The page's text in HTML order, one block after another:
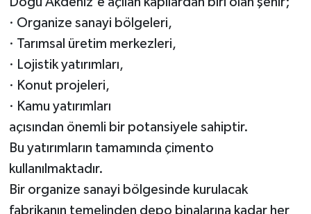
· Organize sanayi bölgeleri,
· Tarımsal üretim merkezleri,
· Lojistik yatırımları,
· Konut projeleri,
· Kamu yatırımları
açısından önemli bir potansiyele sahiptir.
Bu yatırımların tamamında çimento
kullanılmaktadır.
Bir organize sanayi bölgesinde kurulacak
fabrikanın temelinden depo binalarına kadar her